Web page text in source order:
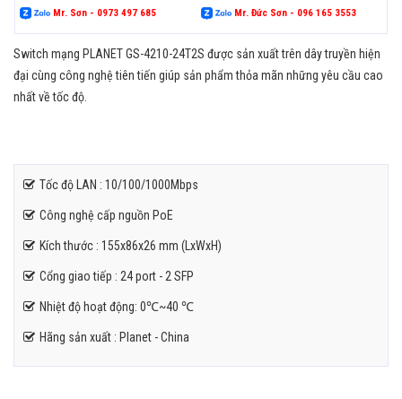
Mr. Sơn - 0973 497 685 Mr. Đức Sơn - 096 165 3553
Switch mạng PLANET GS-4210-24T2S được sản xuất trên dây truyền hiện
đại cùng công nghệ tiên tiến giúp sản phẩm thỏa mãn những yêu cầu cao
nhất về tốc độ.
Tốc độ LAN : 10/100/1000Mbps
Công nghệ cấp nguồn PoE
Kích thước : 155x86x26 mm (LxWxH)
Cổng giao tiếp : 24 port - 2 SFP
Nhiệt độ hoạt động: 0℃~40 ℃
Hãng sản xuất : Planet - China